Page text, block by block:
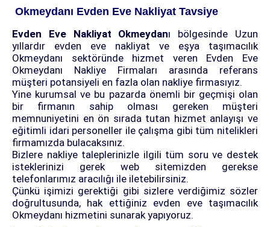
Okmeydanı Evden Eve Nakliyat Tavsiye
Evden Eve Nakliyat Okmeydanı bölgesinde Uzun
yıllardır evden eve nakliyat ve eşya taşımacılık
Okmeydanı sektöründe hizmet veren Evden Eve
Okmeydanı Nakliye Firmaları arasında referans
müşteri potansiyeli en fazla olan nakliye firmasıyız.
Yine kurumsal ve bu pazarda önemli bir geçmişi olan
bir firmanın sahip olması gereken müşteri
memnuniyetini en ön sırada tutan hizmet anlayışı ve
eğitimli idari personeller ile çalışma gibi tüm nitelikleri
firmamızda bulacaksınız.
Bizlere nakliye taleplerinizle ilgili tüm soru ve destek
isteklerinizi gerek web sitemizden gerekse
telefonlarımız aracılığı ile iletebilirsiniz.
Çünkü işimizi gerektiği gibi sizlere verdiğimiz sözler
doğrultusunda, hak ettiğiniz evden eve taşımacılık
Okmeydanı hizmetini sunarak yapıyoruz.